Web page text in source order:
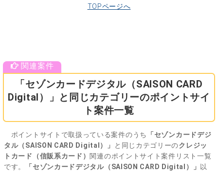
TOPページへ
「セゾンカードデジタル（SAISON CARD
Digital）」と同じカテゴリーのポイントサイ
ト案件一覧
ポイントサイトで取扱っている案件のうち
「セゾンカードデジ
タル（SAISON CARD Digital）」
と同じカテゴリーのクレジッ
トカード（信販系カード） 関連のポイントサイト案件リスト一覧
です。
「セゾンカードデジタル（SAISON CARD Digital）」 以